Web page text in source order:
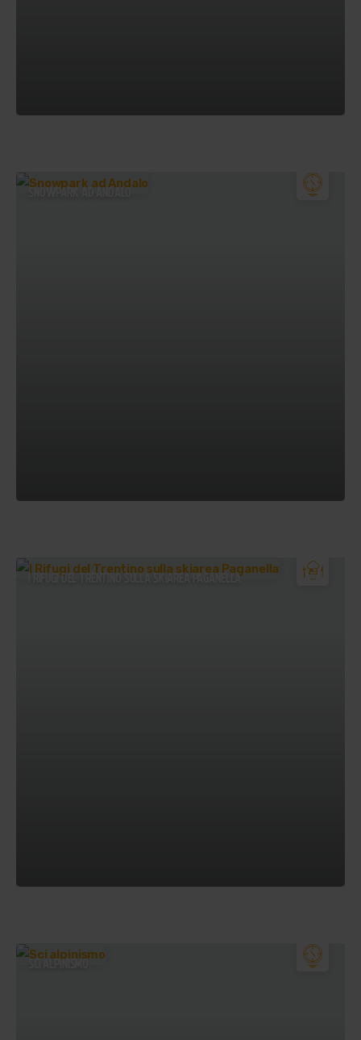
SNOWPARK AD ANDALO
I RIFUGI DEL TRENTINO SULLA SKIAREA PAGANELLA
SCI ALPINISMO